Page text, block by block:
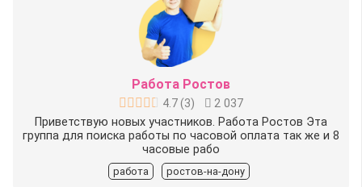
Работа Ростов
4.7(3)
2 037
Приветствую новых участников. Работа Ростов Эта
группа для поиска работы по часовой оплата так же и 8
часовые рабо
работа ростов-на-дону